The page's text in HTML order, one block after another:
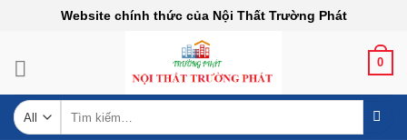
Website chính thức của Nội Thất Trường Phát
0
kiếm: